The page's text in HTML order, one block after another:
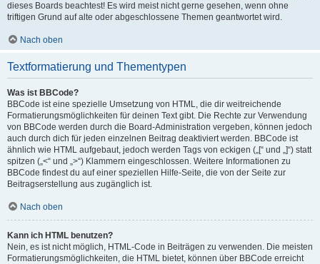
dieses Boards beachtest! Es wird meist nicht gerne gesehen, wenn ohne
triftigen Grund auf alte oder abgeschlossene Themen geantwortet wird.
Nach oben
Textformatierung und Thementypen
Was ist BBCode?
BBCode ist eine spezielle Umsetzung von HTML, die dir weitreichende
Formatierungsmöglichkeiten für deinen Text gibt. Die Rechte zur Verwendung
von BBCode werden durch die Board-Administration vergeben, können jedoch
auch durch dich für jeden einzelnen Beitrag deaktiviert werden. BBCode ist
ähnlich wie HTML aufgebaut, jedoch werden Tags von eckigen („[“ und „]“) statt
spitzen („<“ und „>“) Klammern eingeschlossen. Weitere Informationen zu
BBCode findest du auf einer speziellen Hilfe-Seite, die von der Seite zur
Beitragserstellung aus zugänglich ist.
Nach oben
Kann ich HTML benutzen?
Nein, es ist nicht möglich, HTML-Code in Beiträgen zu verwenden. Die meisten
Formatierungsmöglichkeiten, die HTML bietet, können über BBCode erreicht